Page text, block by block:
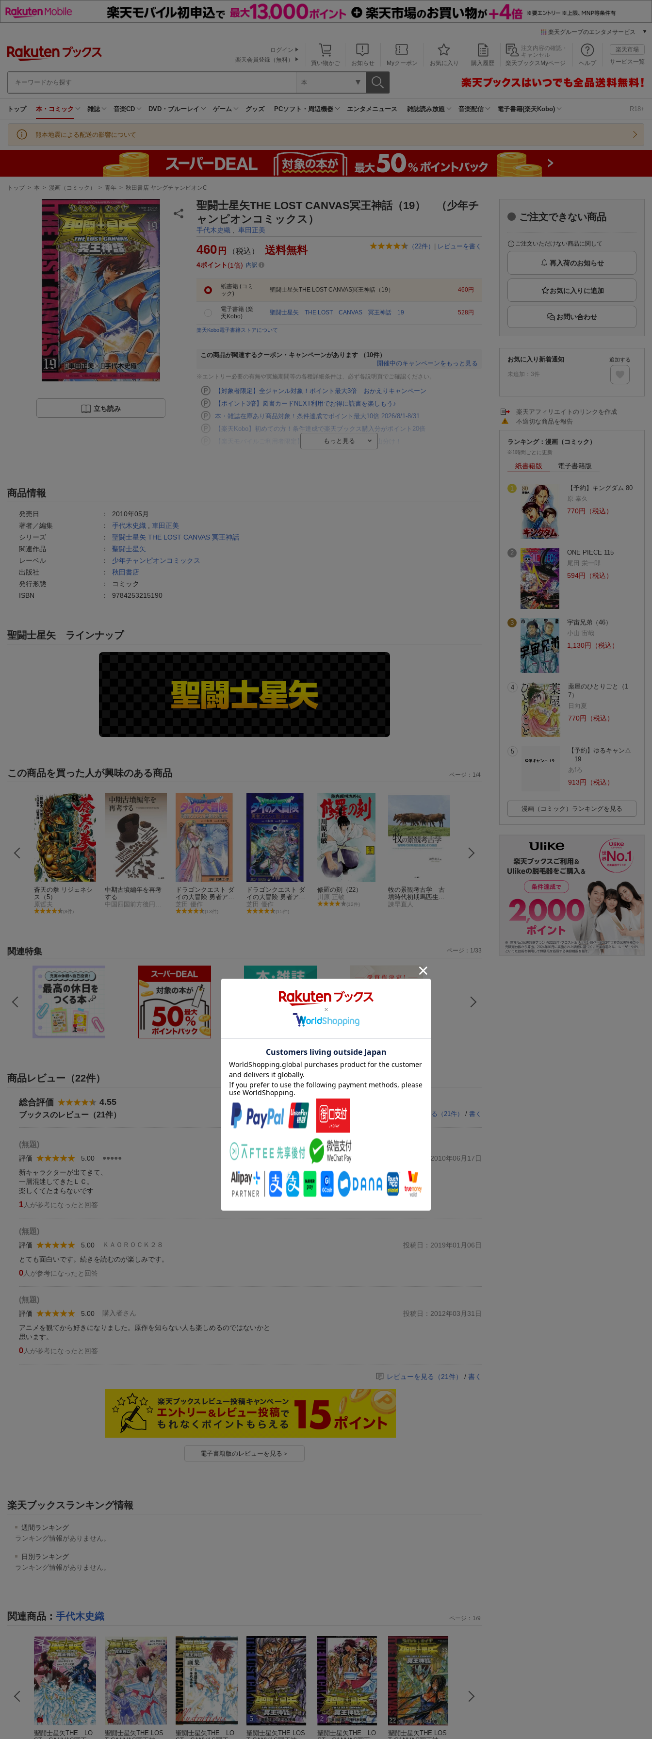
楽天グループのエンタメサービス
本/ゲーム/CD/DVD
楽天ブックス
楽天Kobo
楽天チケット
エンタメニュース
推し楽
買い物かご お知らせ Myクーポン お気に入り 購入履歴
注文内容の確認・
キャンセル
楽天ブックスMyページ
ヘルプ
楽天市場
サービス一覧
ログイン
楽天会員登録（無料）
本
トップ 本・コミック 雑誌 音楽CD DVD・ブルーレイ ゲーム グッズ PCソフト・周辺機器 エンタメニュース 雑誌読み放題 音楽配信 電子書籍(楽天Kobo) R18+
熊本地震による配送の影響について
現
トップ > 本 > 漫画（コミック） > 青年 > 秋田書店 ヤングチャンピオンC
立ち読み
聖闘士星矢THE LOST CANVAS冥王神話（19） （少年チ
ャンピオンコミックス）
手代木史織 車田正美
（ 22件） | レビューを書く
460 円 （税込） 送料無料
4ポイント 1倍 内訳
紙書籍 (コミ
ック)
聖闘士星矢THE LOST CANVAS冥王神話（19） 460円
電子書籍 (楽
天Kobo)
聖闘士星矢 THE LOST CANVAS 冥王神話 19 528 円
楽天Kobo電子書籍ストアについて
この商品が関連するクーポン・キャンペーンがあります
（10件）
開催中のキャンペーンをもっと見る
※エントリー必要の有無や実施期間等の各種詳細条件は、必ず各説明頁でご確認ください。
【対象者限定】全ジャンル対象！ポイント最大3倍 おかえりキャンペーン
【ポイント3倍】図書カードNEXT利用でお得に読書を楽しもう♪
本・雑誌在庫あり商品対象！条件達成でポイント最大10倍 2026/8/1-8/31
【楽天Kobo】初めての方！条件達成で楽天ブックス購入分がポイント20倍
【楽天モバイルご利用者限定】条件達成で100万ポイント山分け！
商品情報
発売日 ： 2010年05月
著者／編集
： 手代木史織
車田正美
シリーズ
： 聖闘士星矢 THE LOST CANVAS 冥王神話
関連作品
： 聖闘士星矢
レーベル
： 少年チャンピオンコミックス
出版社
： 秋田書店
発行形態
：
コミック
ISBN
： 9784253215190
聖闘士星矢 ラインナップ
この商品を買った人が興味のある商品
蒼天の拳 リジェネシ
ス（5）
原哲夫
(8件)
中期古墳編年を再考
する
ドラゴンクエスト ダ
イの大冒険 勇者アバ
ンと獄炎の魔王 7
芝田 優作
(13件)
ドラゴンクエスト ダ
イの大冒険 勇者アバ
ンと獄炎の魔王 6
芝田 優作
(15件)
修羅の刻（22）
川原 正敏
(12件)
牧の景観考古学 古
墳時代初期馬匹生産
とその周辺
諫早直人
キャプテン翼 ライジ
高橋 陽一
(6件)
機動戦士ムーン
ダム （8）
福井 晴敏
(2件)
ページ： 1/4
関連特集 ページ：1/33
商品レビュー（22件）
総合評価 4.55
ブックスのレビュー（21件） レビューを見る（ 21 件） / 書く
(無題)
●●●●●
評価 5.00
投稿日：2010年06月17日
新キャラクターが出てきて、
一層混迷してきたＬＣ。
楽しくてたまらないです
1 人が参考になったと回答
(無題)
ＫＡＯＲＯＣＫ２８
評価 5.00
投稿日：2019年01月06日
とても面白いです。続きを読むのが楽しみです。
0 人が参考になったと回答
(無題)
購入者さん
評価 5.00
投稿日：2012年03月31日
アニメを観てから好きになりました。原作を知らない人も楽しめるのではないかと
思います。
0 人が参考になったと回答
レビューを見る（21件） / 書く
電子書籍版のレビューを見る＞
楽天ブックスランキング情報
週間ランキング
ランキング情報がありません。
日別ランキング
ランキング情報がありません。
関連商品 ： 手代木史織
聖闘士星矢THE LO
聖闘士星矢THE LOS
聖闘士星矢THE LO
聖闘士星矢THE LOS
聖闘士星矢THE LO
聖闘士星矢THE LOS
ページ： 1/9
ご注文できない商品
ご注文いただけない商品に関して
再入荷のお知らせ
お問い合わせ
お気に入り新着通知
未追加： 3件
追加する
楽天アフィリエイトのリンクを作成
不適切な商品を報告
ランキング：漫画（コミック）
※1時間ごとに更新
紙書籍版 電子書籍版
1
【予約】キングダム 80
原 泰久
770円（税込）
2
ONE PIECE 115
尾田 栄一郎
594円（税込）
3
宇宙兄弟（46）
小山 宙哉
1,130円（税込）
4
薬屋のひとりごと（1
7）
日向夏
770円（税込）
5
【予約】ゆるキャン△
19
あfろ
913円（税込）
漫画（コミック）ランキングを見る